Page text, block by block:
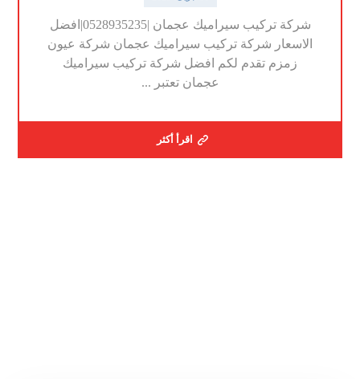
شركة تركيب سيراميك عجمان |0528935235|افضل
الاسعار شركة تركيب سيراميك عجمان شركة عيون
زمزم تقدم لكم افضل شركة تركيب سيراميك
عجمان تعتبر ...
اقرأ أكثر